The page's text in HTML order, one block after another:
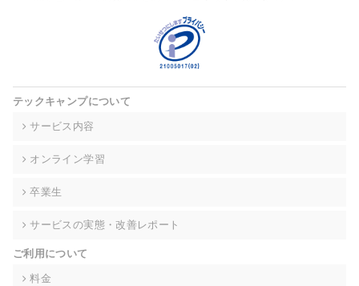
チャットツールで発信することにより、本サービスの他の利用
者等に提供することがあります。
当社は事業運営上、前項利用目的の範囲に限って個人情報を外
高い委託先を選定し、個人情報の適正管理・機密保持について
個人情報の開示等(利用目的の通知、開示、内容の訂正・追加・
て、下記の当社問合わせ窓口に申し出ることができます。その
的な期間内に対応いたします。ただし、申請が本人確認が不可
により、ご希望に添えない場合があります。 なお、アクセスロ
グなどの個人情報以外の情報については、原則として開示等は
テックキャンプについて
サービス内容
オンライン学習
卒業生
サービスの実態・改善レポート
ご利用について
料金